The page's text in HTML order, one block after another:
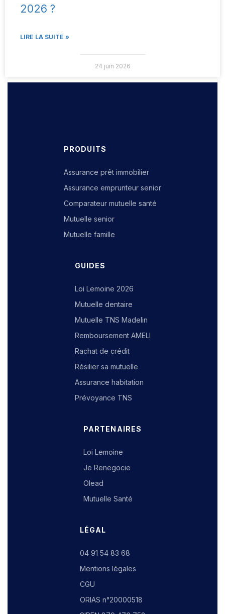
2026 ?
LIRE LA SUITE »
24 juin 2026
PRODUITS
Assurance prêt immobilier
Assurance emprunteur senior
Comparateur mutuelle santé
Mutuelle senior
Mutuelle famille
GUIDES
Loi Lemoine 2026
Mutuelle dentaire
Mutuelle TNS Madelin
Remboursement AMELI
Rachat de crédit
Résilier sa mutuelle
Assurance habitation
Prévoyance TNS
PARTENAIRES
Loi Lemoine
Je Renegocie
Olead
Mutuelle Santé
LÉGAL
04 91 54 83 68
Mentions légales
CGU
ORIAS n°20000518